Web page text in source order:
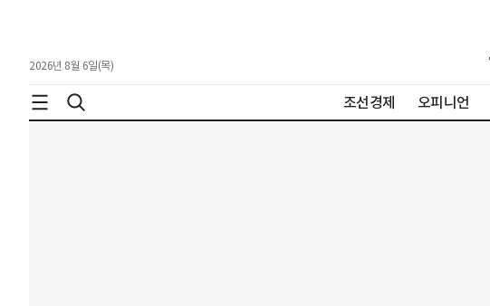
2026년 8월 6일(목)
조선경제 오피니언